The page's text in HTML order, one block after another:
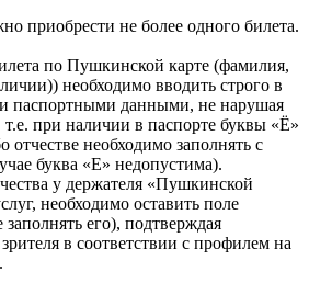
приобрести не более одного билета.
по Пушкинской карте (фамилия,
необходимо вводить строго в
паспортными данными, не нарушая
при наличии в паспорте буквы «Ё»
необходимо заполнять с
буква «Е» недопустима).
у держателя «Пушкинской
необходимо оставить поле
его), подтверждая
в соответствии с профилем на